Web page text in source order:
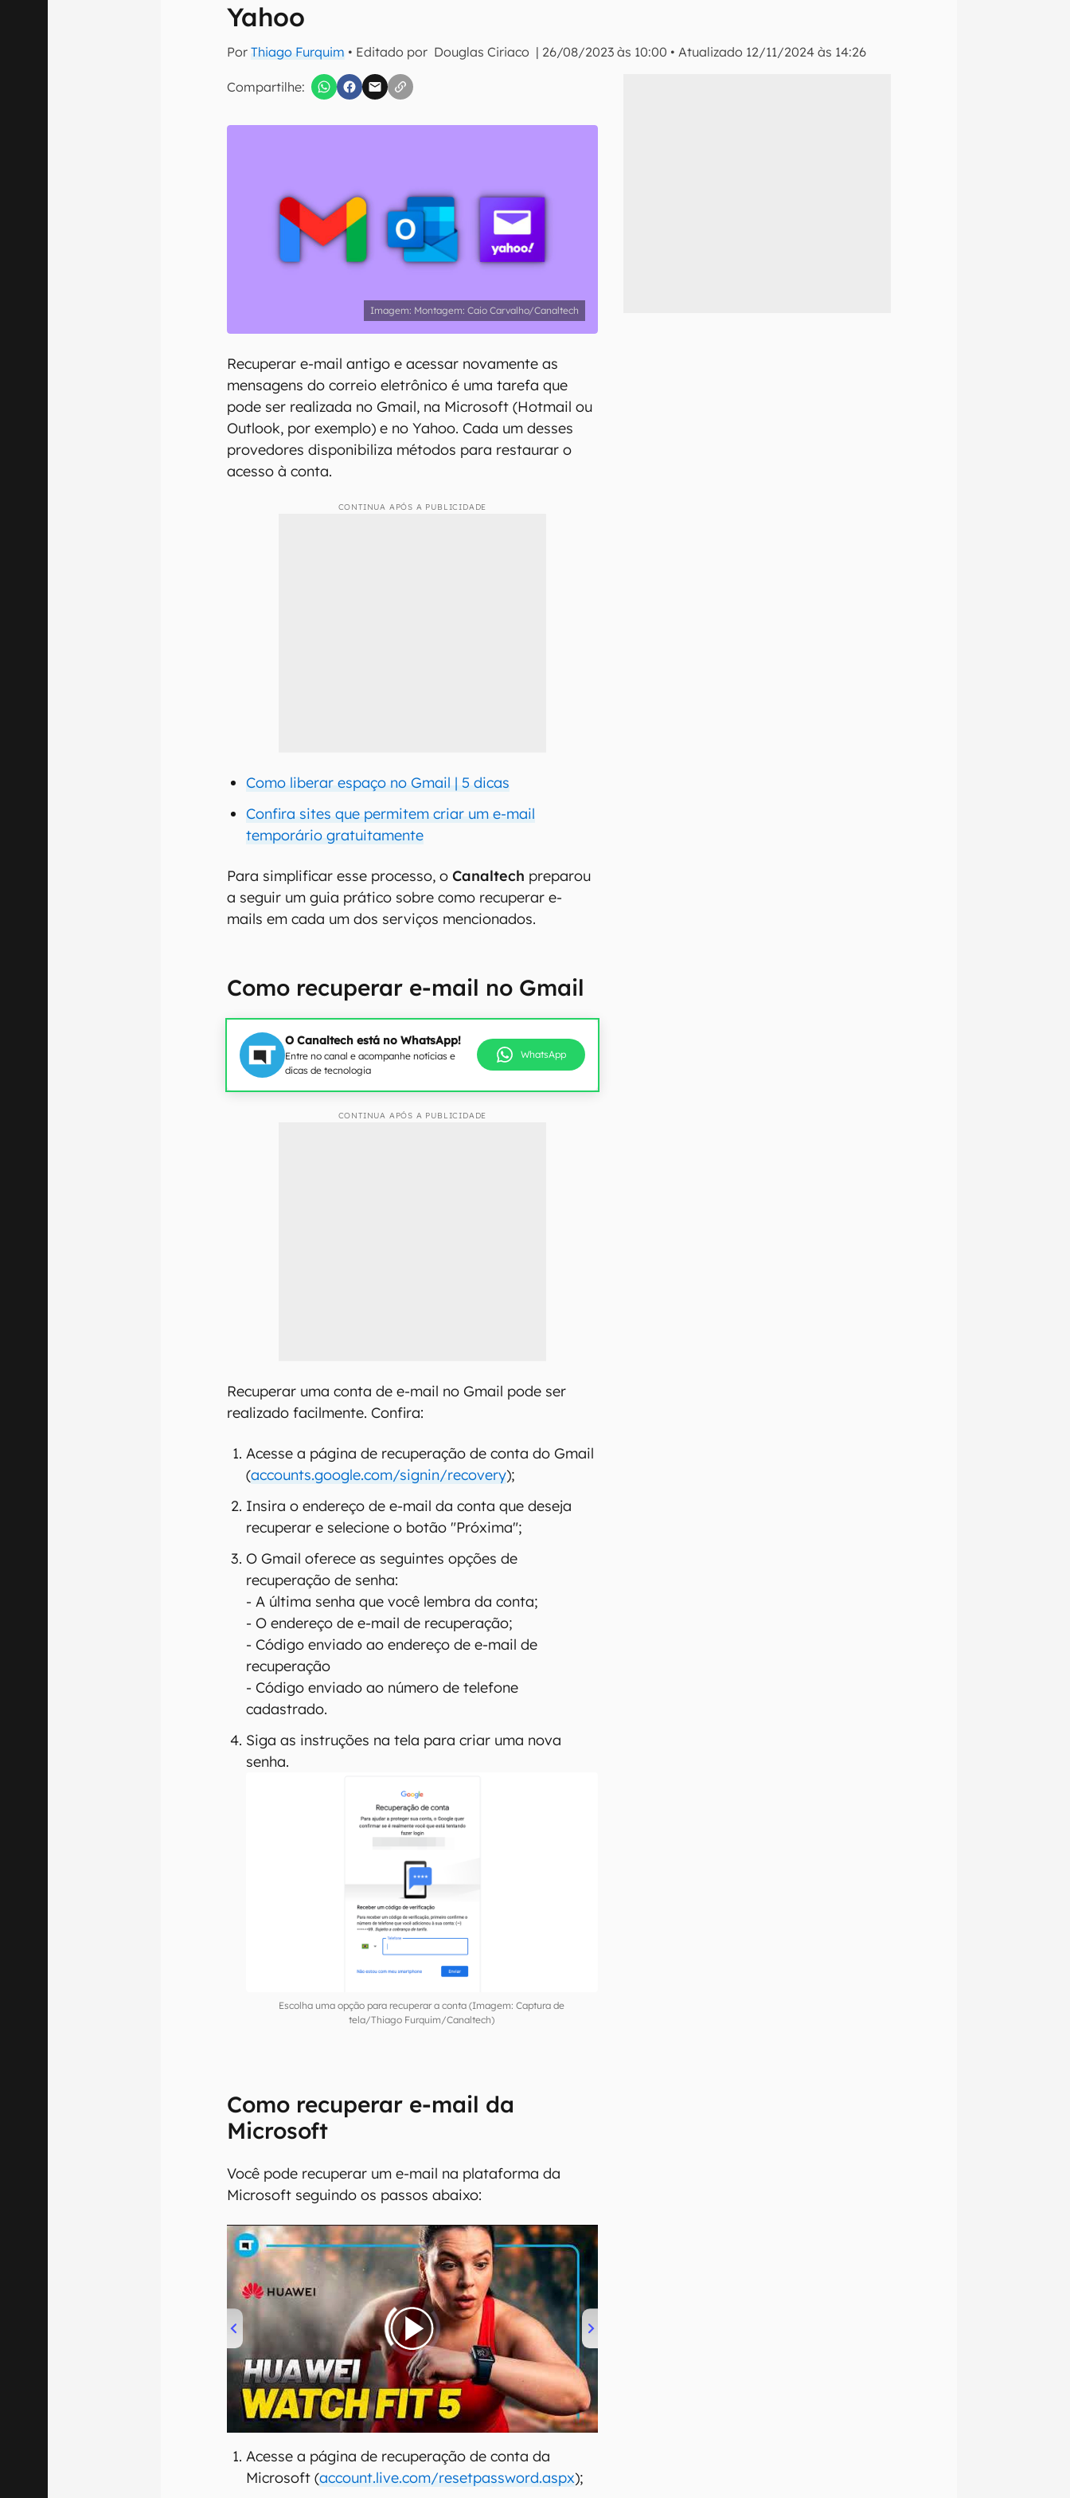
Yahoo
PorThiago Furquim • Editado por Douglas Ciriaco | 26/08/2023 às 10:00 •Atualizado 12/11/2024 às 14:26
Compartilhe:
Confirmo que li, aceito e concordo com os Termos de Uso e Política de Privacidade do Canaltech.
Montagem: Caio Carvalho/Canaltech
Recuperar e-mail antigo e acessar novamente as
mensagens do correio eletrônico é uma tarefa que
pode ser realizada no Gmail, na Microsoft (Hotmail ou
Outlook, por exemplo) e no Yahoo. Cada um desses
provedores disponibiliza métodos para restaurar o
acesso à conta.
CONTINUA APÓS A PUBLICIDADE
Como liberar espaço no Gmail | 5 dicas
Confira sites que permitem criar um e-mail
temporário gratuitamente
Para simplificar esse processo, oCanaltech preparou
a seguir um guia prático sobre como recuperar e-
mails em cada um dos serviços mencionados.
Como recuperar e-mail no Gmail
O Canaltech está no WhatsApp!
Entre no canal e acompanhe notícias e
dicas de tecnologia
WhatsApp
CONTINUA APÓS A PUBLICIDADE
Recuperar uma conta de e-mail no Gmail pode ser
realizado facilmente. Confira:
Acesse a página de recuperação de conta do Gmail
(accounts.google.com/signin/recovery);
Insira o endereço de e-mail da conta que deseja
recuperar e selecione o botão "Próxima";
O Gmail oferece as seguintes opções de
recuperação de senha:
- A última senha que você lembra da conta;
- O endereço de e-mail de recuperação;
- Código enviado ao endereço de e-mail de
recuperação
- Código enviado ao número de telefone
cadastrado.
Siga as instruções na tela para criar uma nova
senha.
Escolha uma opção para recuperar a conta (Imagem: Captura de
tela/Thiago Furquim/Canaltech)
Como recuperar e-mail da
Microsoft
Você pode recuperar um e-mail na plataforma da
Microsoft seguindo os passos abaixo:
00:00/04:51
Acesse a página de recuperação de conta da
Microsoft (account.live.com/resetpassword.aspx);